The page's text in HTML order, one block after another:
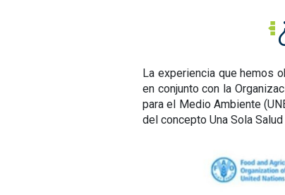
La experiencia que hemos
en conjunto con la
para el Medio Ambiente
del concepto Una Sola